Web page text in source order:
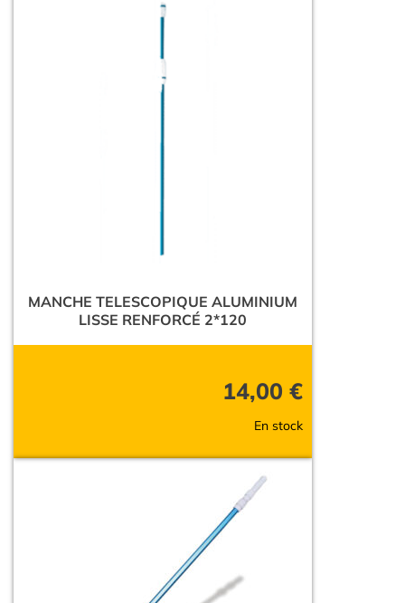
MANCHE TELESCOPIQUE ALUMINIUM
LISSE RENFORCÉ 2*120
14,00 €
En stock